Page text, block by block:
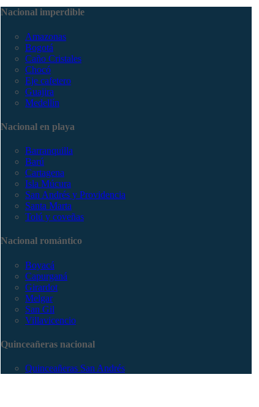
Nacional imperdible
Amazonas
Bogotá
Caño Cristales
Chocó
Eje cafetero
Guajira
Medellín
Nacional en playa
Barranquilla
Barú
Cartagena
Isla Múcura
San Andrés y Providencia
Santa Marta
Tolú y coveñas
Nacional romántico
Boyacá
Capurganá
Girardot
Melgar
San Gil
Villavicencio
Quinceañeras nacional
Quinceañeras San Andrés